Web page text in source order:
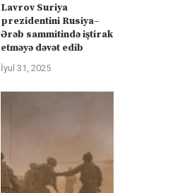
Lavrov Suriya
prezidentini Rusiya–
Ərəb sammitində iştirak
etməyə dəvət edib
İyul 31, 2025